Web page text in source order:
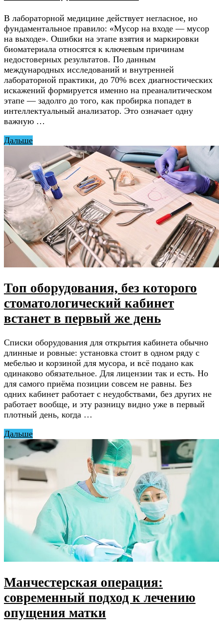
В лабораторной медицине действует негласное, но
фундаментальное правило: «Мусор на входе — мусор
на выходе». Ошибки на этапе взятия и маркировки
биоматериала относятся к ключевым причинам
недостоверных результатов. По данным
международных исследований и внутренней
лабораторной практики, до 70% всех диагностических
искажений формируется именно на преаналитическом
этапе — задолго до того, как пробирка попадет в
интеллектуальный анализатор. Это означает одну
важную …
Дальше
Топ оборудования, без которого
стоматологический кабинет
встанет в первый же день
Списки оборудования для открытия кабинета обычно
длинные и ровные: установка стоит в одном ряду с
мебелью и корзиной для мусора, и всё подано как
одинаково обязательное. Для лицензии так и есть. Но
для самого приёма позиции совсем не равны. Без
одних кабинет работает с неудобствами, без других не
работает вообще, и эту разницу видно уже в первый
плотный день, когда …
Дальше
Манчестерская операция:
современный подход к лечению
опущения матки